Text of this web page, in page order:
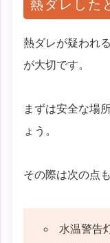
熱ダレした
熱ダレが疑われ
が大切です。
まずは安全な場
ょう。
その際は次の点
水温警告